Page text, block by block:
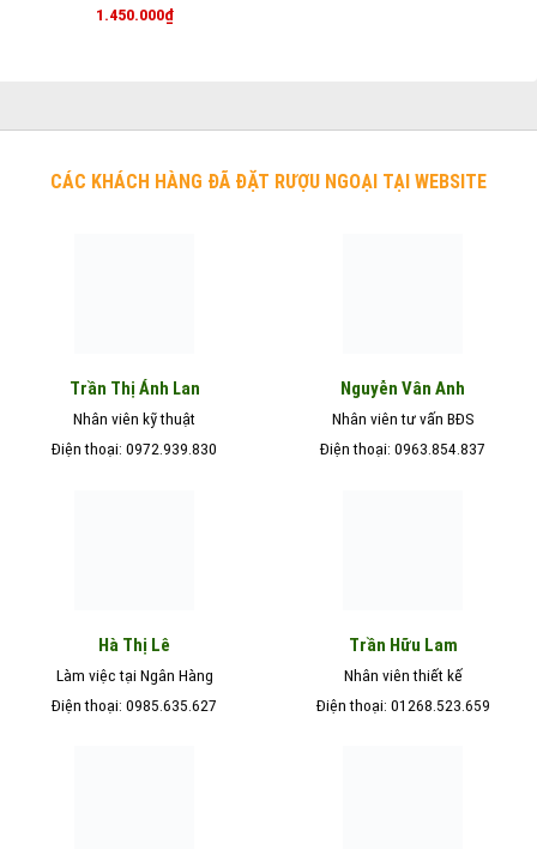
Singleton 15 Năm Dufftown
Trần Thị Ánh Lan Nguyễn Vân Anh
Hà Thị Lê Trần Hữu Lam